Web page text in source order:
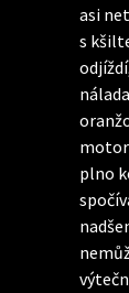
asi
s
motor
plno